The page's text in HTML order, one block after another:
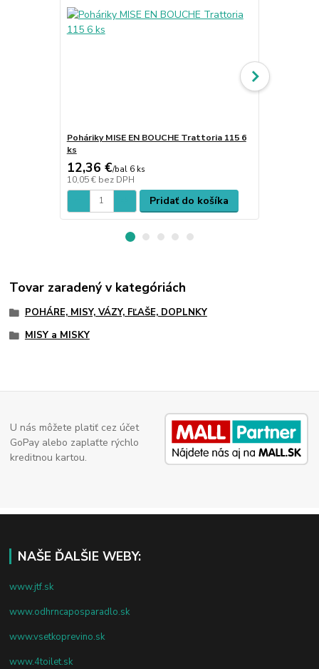
Poháriky MISE EN BOUCHE Trattoria 115 6
ks
12,36 €/bal 6 ks
10,05 € bez DPH
Pridať do košíka
Tovar zaradený v kategóriách
POHÁRE, MISY, VÁZY, FĽAŠE, DOPLNKY
MISY a MISKY
U nás môžete platiť cez účet
GoPay alebo zaplaťte rýchlo
kreditnou kartou.
NAŠE ĎALŠIE WEBY:
www.jtf.sk
www.odhrncaposparadlo.sk
www.vsetkoprevino.sk
www.4toilet.sk